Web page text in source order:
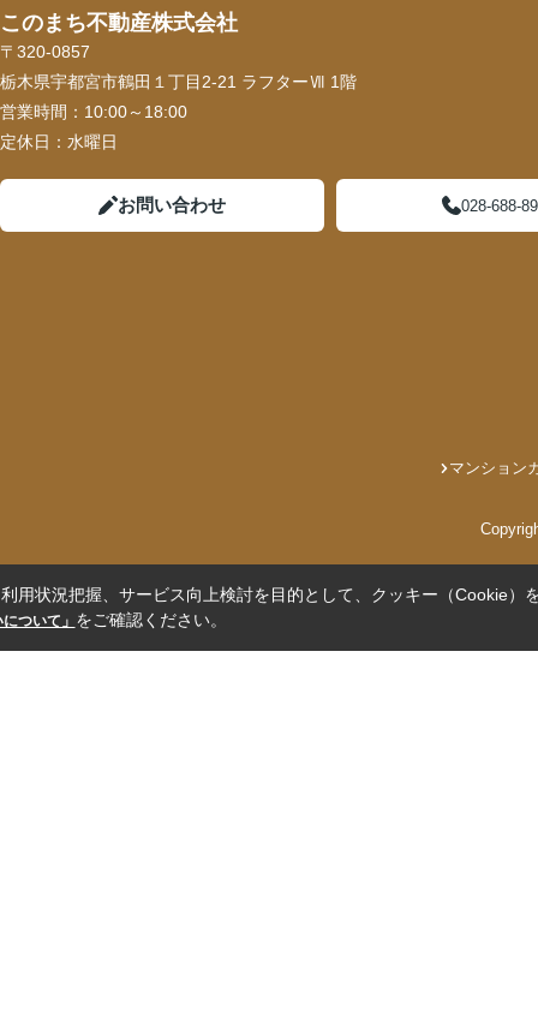
このまち不動産株式会社
〒320-0857
栃木県宇都宮市鶴田１丁目2-21 ラフターⅦ 1階
営業時間： 10:00～18:00
定休日： 水曜日
お問い合わせ 028-688-
マンション
用状況把握、サービス向上検討を目的として、クッキー（Cookie）
ついて」 をご確認ください。